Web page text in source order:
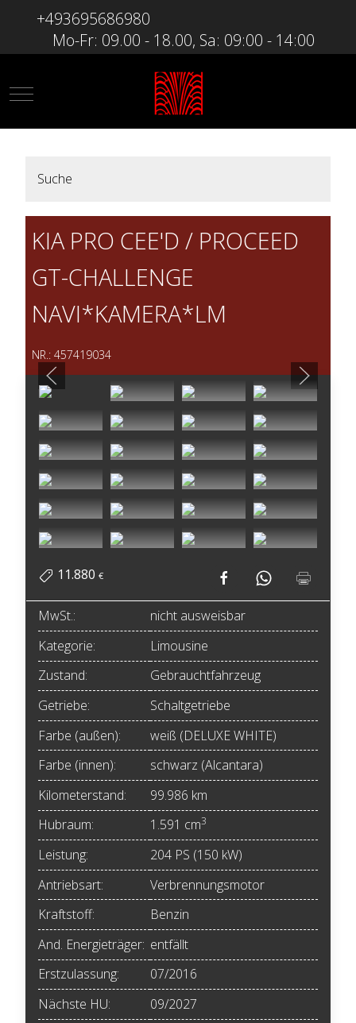
+493695686980
Mo-Fr: 09.00 - 18.00, Sa: 09:00 - 14:00
Mobile Menu Toggle
Suche
KIA PRO CEE'D / PROCEED
GT-CHALLENGE
NAVI*KAMERA*LM
NR.: 457419034
11.880 €
MwSt.:
nicht ausweisbar
Kategorie:
Limousine
Zustand:
Gebrauchtfahrzeug
Getriebe:
Schaltgetriebe
Farbe (außen):
weiß (DELUXE WHITE)
Farbe (innen):
schwarz (Alcantara)
Kilometerstand:
99.986 km
Hubraum:
1.591 cm3
Leistung:
204 PS (150 kW)
Antriebsart:
Verbrennungsmotor
Kraftstoff:
Benzin
And. Energieträger: entfällt
Erstzulassung:
07/2016
Nächste HU:
09/2027